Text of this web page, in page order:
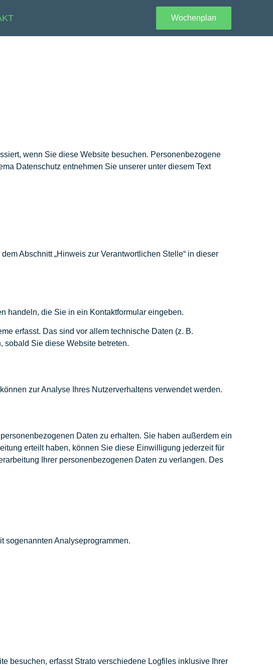
Wochenplan
wenn Sie diese Website besuchen. Personenbezogene
Datenschutz entnehmen Sie unserer unter diesem Text
Abschnitt „Hinweis zur Verantwortlichen Stelle“ in dieser
handeln, die Sie in ein Kontaktformular eingeben.
erfasst. Das sind vor allem technische Daten (z. B.
sobald Sie diese Website betreten.
zur Analyse Ihres Nutzerverhaltens verwendet werden.
Daten zu erhalten. Sie haben außerdem ein
erteilt haben, können Sie diese Einwilligung jederzeit für
Ihrer personenbezogenen Daten zu verlangen. Des
sogenannten Analyseprogrammen.
besuchen, erfasst Strato verschiedene Logfiles inklusive Ihrer